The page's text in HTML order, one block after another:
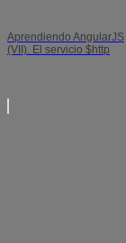
Aprendiendo AngularJS
(VII). El servicio $http